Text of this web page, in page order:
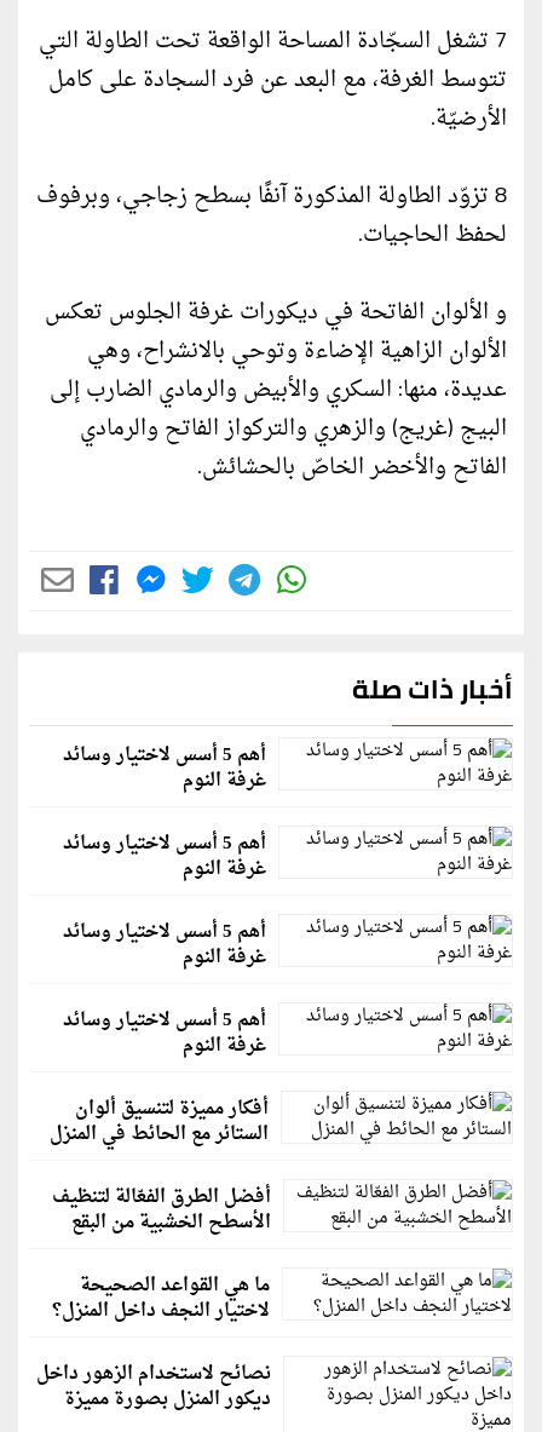
7 تشغل السجّادة المساحة الواقعة تحت الطاولة التي
تتوسط الغرفة، مع البعد عن فرد السجادة على كامل
الأرضيّة.
8 تزوّد الطاولة المذكورة آنفًا بسطح زجاجي، وبرفوف
لحفظ الحاجيات.
و الألوان الفاتحة في ديكورات غرفة الجلوس تعكس
الألوان الزاهية الإضاءة وتوحي بالانشراح، وهي
عديدة، منها: السكري والأبيض والرمادي الضارب إلى
البيج (غريج) والزهري والتركواز الفاتح والرمادي
الفاتح والأخضر الخاصّ بالحشائش.
أخبار ذات صلة
أهم 5 أسس لاختيار وسائد
غرفة النوم
أهم 5 أسس لاختيار وسائد
غرفة النوم
أهم 5 أسس لاختيار وسائد
غرفة النوم
أهم 5 أسس لاختيار وسائد
غرفة النوم
أفكار مميزة لتنسيق ألوان
الستائر مع الحائط في المنزل
أفضل الطرق الفعّالة لتنظيف
الأسطح الخشبية من البقع
ما هي القواعد الصحيحة
لاختيار النجف داخل المنزل؟
نصائح لاستخدام الزهور داخل
ديكور المنزل بصورة مميزة